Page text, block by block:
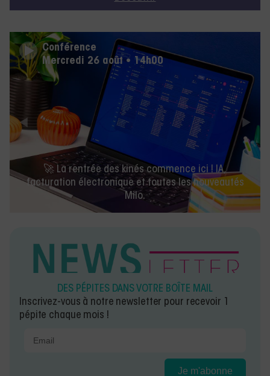
Conférence
Mercredi 26 août • 14h00
🚀 La rentrée des kinés commence ici ! IA,
facturation électronique et toutes les nouveautés
Milo.
DES PÉPITES DANS VOTRE BOÎTE MAIL
Inscrivez-vous à notre newsletter pour recevoir 1
pépite chaque mois !